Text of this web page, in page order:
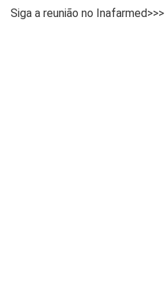
Siga a reunião no Inafarmed>>>